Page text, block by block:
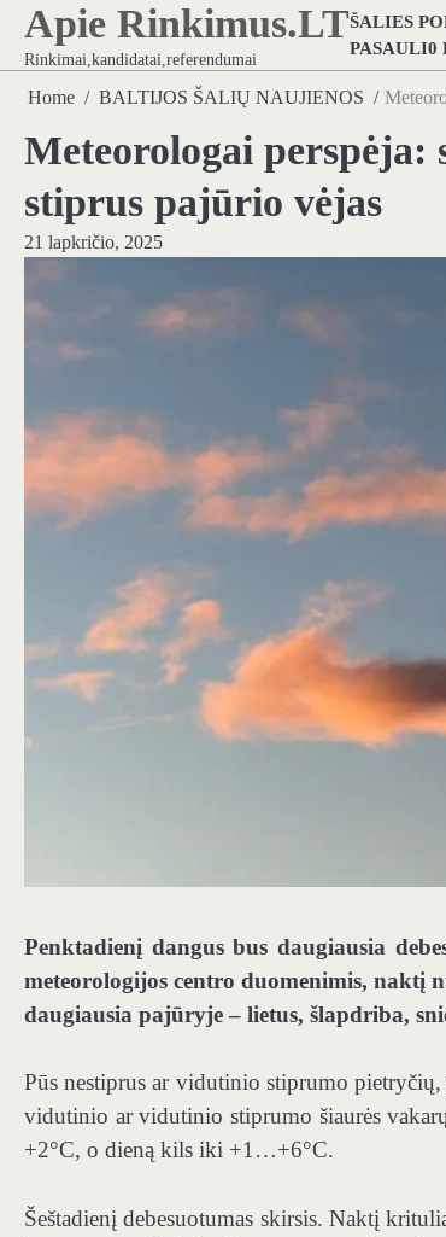
Skip
content
Apie Rinkimus.LT
Rinkimai,kandidatai,referendumai
ŠALIES
PASAULI0
Home BALTIJOS ŠALIŲ NAUJIENOS
Meteorologai
stiprus pajūrio vėjas
21 lapkričio, 2025
Penktadienį dangus bus daugiausia
meteorologijos centro duomenimis, naktį
daugiausia pajūryje – lietus, šlapdriba,
Pūs nestiprus ar vidutinio stiprumo
vidutinio ar vidutinio stiprumo šiaurės
+2°C, o dieną kils iki +1…+6°C.
Šeštadienį debesuotumas skirsis. Naktį